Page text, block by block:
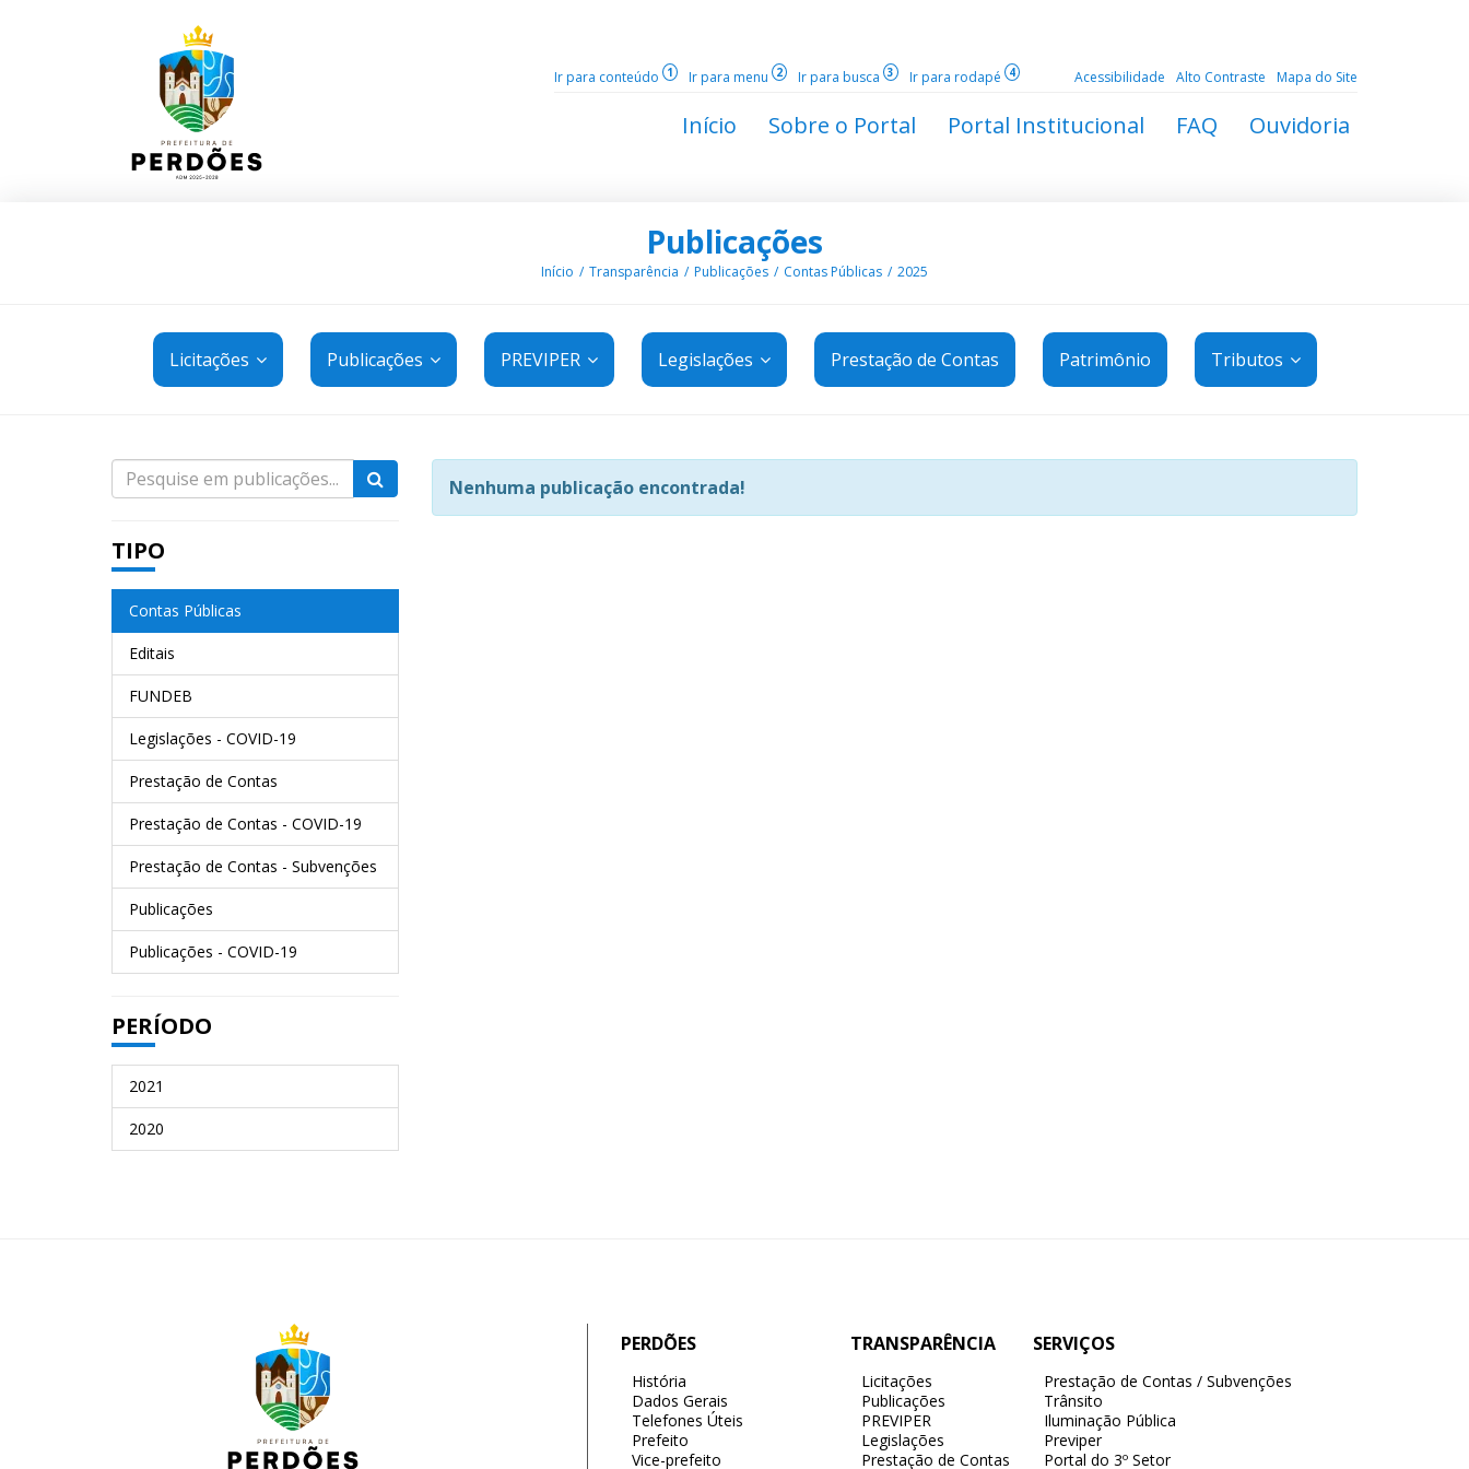
Ir para conteúdo 1 Ir para menu 2 Ir para busca 3 Ir para rodapé 4 Acessibilidade Alto Contraste Mapa do Site
Início Sobre o Portal Portal Institucional FAQ Ouvidoria
Publicações
Início Transparência Publicações Contas Públicas 2025
Licitações Publicações PREVIPER Legislações Prestação de Contas Patrimônio Tributos
TIPO
Contas Públicas
Editais
FUNDEB
Legislações - COVID-19
Prestação de Contas
Prestação de Contas - COVID-19
Prestação de Contas - Subvenções
Publicações
Publicações - COVID-19
PERÍODO
2021
2020
Nenhuma publicação encontrada!
PERDÕES
História
Dados Gerais
Telefones Úteis
Prefeito
Vice-prefeito
TRANSPARÊNCIA
Licitações
Publicações
PREVIPER
Legislações
Prestação de Contas
SERVIÇOS
Prestação de Contas / Subvenções
Trânsito
Iluminação Pública
Previper
Portal do 3º Setor